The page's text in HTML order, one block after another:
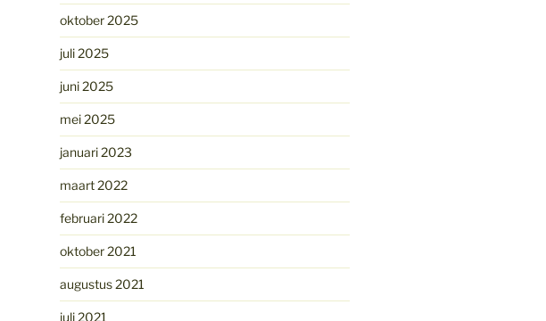
oktober 2025
juli 2025
juni 2025
mei 2025
januari 2023
maart 2022
februari 2022
oktober 2021
augustus 2021
juli 2021